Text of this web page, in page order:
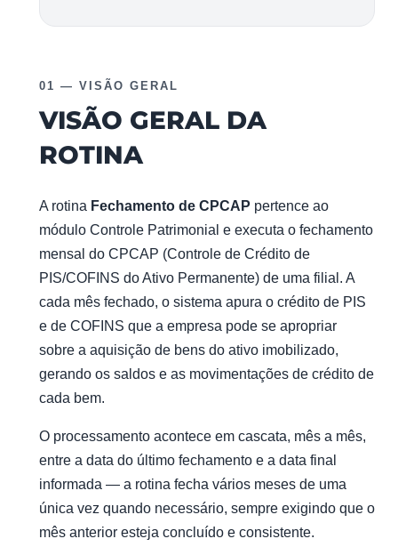
01 — VISÃO GERAL
VISÃO GERAL DA
ROTINA
A rotina Fechamento de CPCAP pertence ao
módulo Controle Patrimonial e executa o fechamento
mensal do CPCAP (Controle de Crédito de
PIS/COFINS do Ativo Permanente) de uma filial. A
cada mês fechado, o sistema apura o crédito de PIS
e de COFINS que a empresa pode se apropriar
sobre a aquisição de bens do ativo imobilizado,
gerando os saldos e as movimentações de crédito de
cada bem.
O processamento acontece em cascata, mês a mês,
entre a data do último fechamento e a data final
informada — a rotina fecha vários meses de uma
única vez quando necessário, sempre exigindo que o
mês anterior esteja concluído e consistente.